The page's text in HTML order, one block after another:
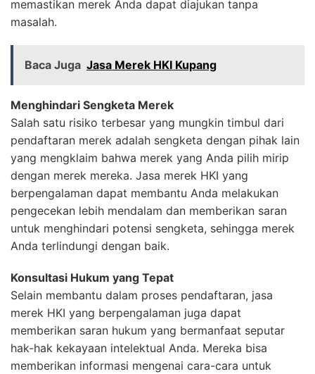
memastikan merek Anda dapat diajukan tanpa
masalah.
Baca Juga Jasa Merek HKI Kupang
Menghindari Sengketa Merek
Salah satu risiko terbesar yang mungkin timbul dari
pendaftaran merek adalah sengketa dengan pihak lain
yang mengklaim bahwa merek yang Anda pilih mirip
dengan merek mereka. Jasa merek HKI yang
berpengalaman dapat membantu Anda melakukan
pengecekan lebih mendalam dan memberikan saran
untuk menghindari potensi sengketa, sehingga merek
Anda terlindungi dengan baik.
Konsultasi Hukum yang Tepat
Selain membantu dalam proses pendaftaran, jasa
merek HKI yang berpengalaman juga dapat
memberikan saran hukum yang bermanfaat seputar
hak-hak kekayaan intelektual Anda. Mereka bisa
memberikan informasi mengenai cara-cara untuk